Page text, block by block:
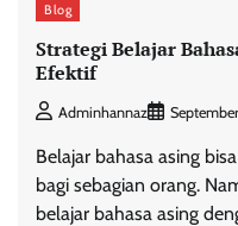
Blog
Strategi Belajar
Efektif
Adminhannaz
Belajar bahasa asing
bagi sebagian orang.
belajar bahasa asing